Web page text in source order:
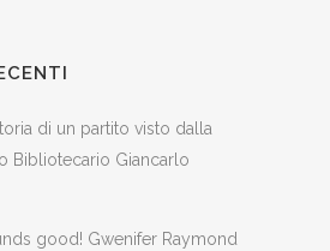
di un partito visto dalla
Bibliotecario Giancarlo
good! Gwenifer Raymond